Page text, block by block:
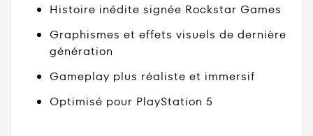
Histoire inédite signée Rockstar Games
Graphismes et effets visuels de dernière
génération
Gameplay plus réaliste et immersif
Optimisé pour PlayStation 5